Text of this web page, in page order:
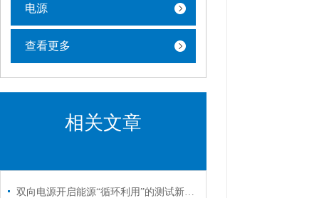
电源
查看更多
相关文章
双向电源开启能源“循环利用”的测试新纪元